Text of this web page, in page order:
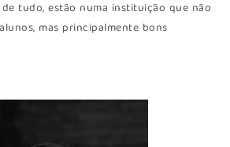
tudo, estão numa instituição que não
mas principalmente bons